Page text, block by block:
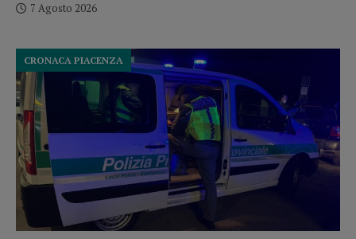
7 Agosto 2026
CRONACA PIACENZA